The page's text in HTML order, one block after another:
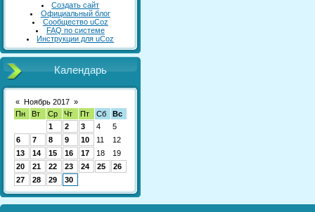
Создать сайт
Официальный блог
Сообщество uCoz
FAQ по системе
Инструкции для uCoz
Календарь
« Ноябрь 2017 »
Пн
Вт Ср Чт Пт Сб
Вс
1
2 3 4
5
6
7 8 9 10 11
12
13
14 15 16 17 18
19
20
21 22 23 24 25
26
27
28 29 30